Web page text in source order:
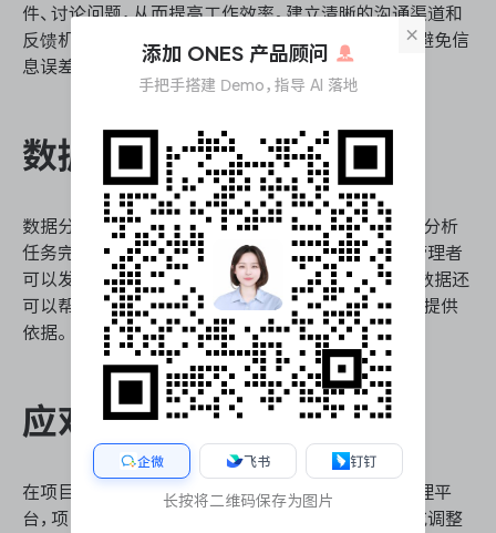
件、讨论问题，从而提高工作效率。建立清晰的沟通渠道和
反馈机制，有助于团队成员在执行任务时保持一致，避免信
息误差。
数据分析与优化
数据分析是优化计划任务在线管理的重要手段。通过分析
任务完成情况、资源利用率、时间消耗等数据，项目管理者
可以发现管理中的不足之处，并进行优化调整。这些数据还
可以帮助预测未来项目的需求，为制定更合理的计划提供
依据。
应对突发情况与调整计划
在项目实施过程中，突发情况不可避免。通过在线管理平
台，项目管理者可以灵活调整计划，重新分配资源，或调整
×
添加 ONES 产品顾问
手把手搭建 Demo，指导 AI 落地
企微 飞书 钉钉
长按将二维码保存为图片